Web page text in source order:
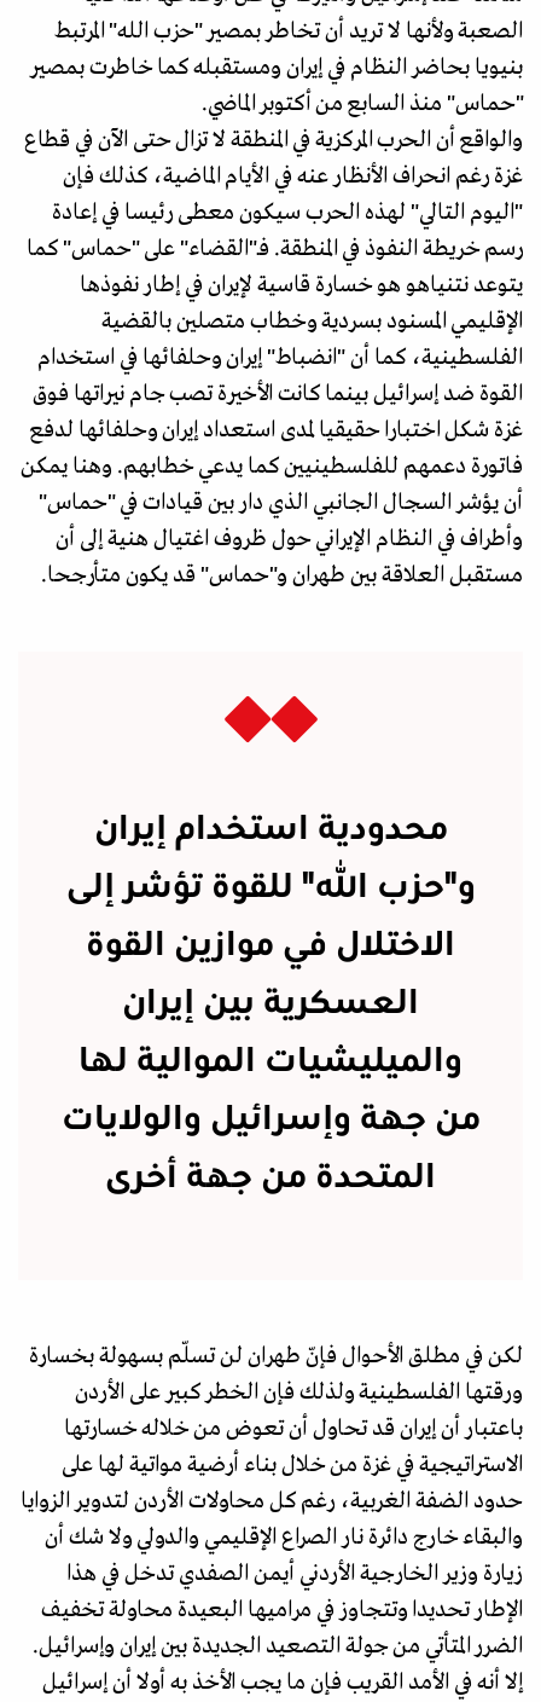
الصعبة ولأنها لا تريد أن تخاطر بمصير "حزب الله" المرتبط
بنيويا بحاضر النظام في إيران ومستقبله كما خاطرت بمصير
"حماس" منذ السابع من أكتوبر الماضي.
والواقع أن الحرب المركزية في المنطقة لا تزال حتى الآن في قطاع
غزة رغم انحراف الأنظار عنه في الأيام الماضية، كذلك فإن
"اليوم التالي" لهذه الحرب سيكون معطى رئيسا في إعادة
رسم خريطة النفوذ في المنطقة. فـ"القضاء" على "حماس" كما
يتوعد نتنياهو هو خسارة قاسية لإيران في إطار نفوذها
الإقليمي المسنود بسردية وخطاب متصلين بالقضية
الفلسطينية، كما أن "انضباط" إيران وحلفائها في استخدام
القوة ضد إسرائيل بينما كانت الأخيرة تصب جام نيراتها فوق
غزة شكل اختبارا حقيقيا لمدى استعداد إيران وحلفائها لدفع
فاتورة دعمهم للفلسطينيين كما يدعي خطابهم. وهنا يمكن
أن يؤشر السجال الجانبي الذي دار بين قيادات في "حماس"
وأطراف في النظام الإيراني حول ظروف اغتيال هنية إلى أن
مستقبل العلاقة بين طهران و"حماس" قد يكون متأرجحا.
محدودية استخدام إيران
و"حزب الله" للقوة تؤشر إلى
الاختلال في موازين القوة
العسكرية بين إيران
والميليشيات الموالية لها
من جهة وإسرائيل والولايات
المتحدة من جهة أخرى
لكن في مطلق الأحوال فإنّ طهران لن تسلّم بسهولة بخسارة
ورقتها الفلسطينية ولذلك فإن الخطر كبير على الأردن
باعتبار أن إيران قد تحاول أن تعوض من خلاله خسارتها
الاستراتيجية في غزة من خلال بناء أرضية مواتية لها على
حدود الضفة الغربية، رغم كل محاولات الأردن لتدوير الزوايا
والبقاء خارج دائرة نار الصراع الإقليمي والدولي ولا شك أن
زيارة وزير الخارجية الأردني أيمن الصفدي تدخل في هذا
الإطار تحديدا وتتجاوز في مراميها البعيدة محاولة تخفيف
الضرر المتأتي من جولة التصعيد الجديدة بين إيران وإسرائيل.
إلا أنه في الأمد القريب فإن ما يجب الأخذ به أولا أن إسرائيل